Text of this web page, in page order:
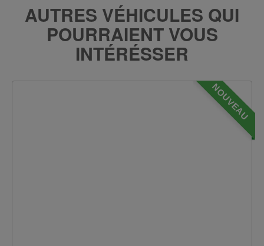
AUTRES VÉHICULES QUI
POURRAIENT VOUS
INTÉRÉSSER
NOUVEAU